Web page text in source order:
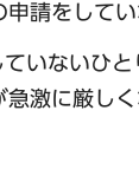
請をしてい
いないひと
激に厳し